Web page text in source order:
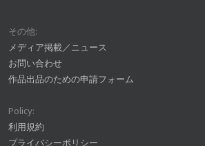
その他:
メディア掲載／ニュース
お問い合わせ
作品出品のための申請フォーム
Policy:
利用規約
プライバシーポリシー